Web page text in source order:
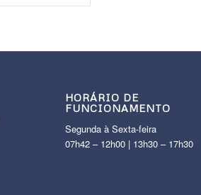
HORÁRIO DE
FUNCIONAMENTO
Segunda à Sexta-feira
07h42 – 12h00 | 13h30 – 17h30